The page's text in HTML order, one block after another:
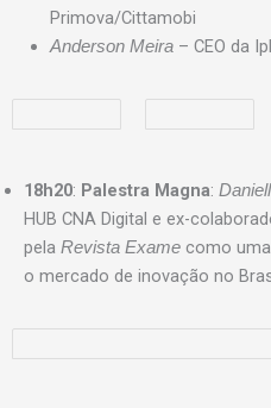
Primova/Cittamobi
Anderson Meira– CEO da
18h20: Palestra Magna:
HUB CNA Digital e ex-
pela Revista Exame como
o mercado de inovação no